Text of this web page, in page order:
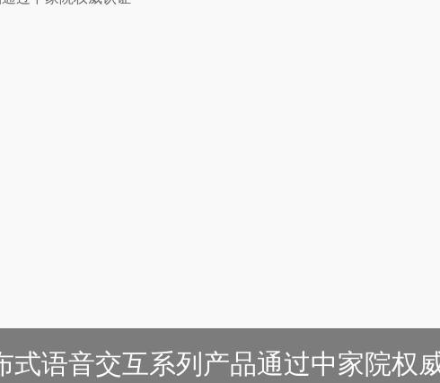
式语音交互系列产品通过中家院权